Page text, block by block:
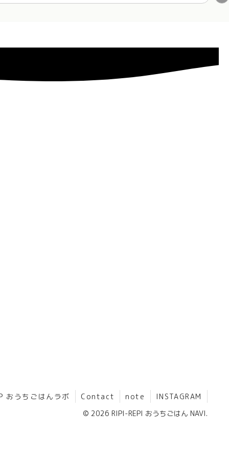
おうちごはんラボ Contact note
INSTAGRAM
© 2026 RIPI-REPI おうちごはん NAVI.